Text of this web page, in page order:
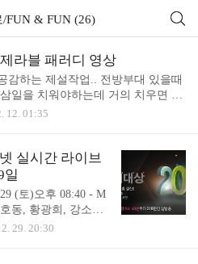
FUN & FUN (26)
라블 패러디 영상
감하는 제설작업.. 전방부대 있을때
일을 치워야하는데 거의 치우면 다
눈이 내리기도 하던곳..철책에 들어
여년이 지난 이야기.. 군대라는 특
이면 활주로 확보가 매우 중요할
고 경직된 군대라는 조직에 대한 설
오페라 형식을 채용했고군무와 악
것이지만 실제 내용은 엄청 궃은날
랑 몇분 만날 수 밖에 없어 이별한..
12. 01:35
실시간 라이브
일
(토)오후 08:40 - M
동, 황광희, 강소라
로그인후 시청가능)
29. 20:30